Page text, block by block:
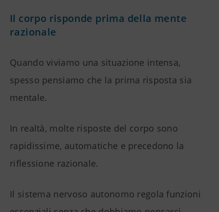
Il corpo risponde prima della mente
razionale
Quando viviamo una situazione intensa,
spesso pensiamo che la prima risposta sia
mentale.
In realtà, molte risposte del corpo sono
rapidissime, automatiche e precedono la
riflessione razionale.
Il sistema nervoso autonomo regola funzioni